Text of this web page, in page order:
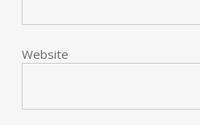
Website